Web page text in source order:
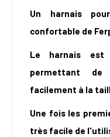
Un harnais
confortable de
Le harnais est
permettant
facilement à la
Une fois les
très facile de